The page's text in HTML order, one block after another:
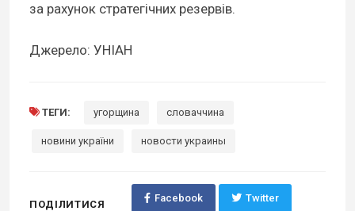
за рахунок стратегічних резервів.
Джерело: УНІАН
ТЕГИ: угорщина словаччина
новини україни новости украины
ПОДІЛИТИСЯ
Facebook Twitter